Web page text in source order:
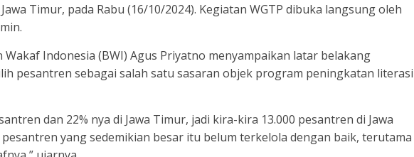
Timur, pada Rabu (16/10/2024). Kegiatan WGTP dibuka langsung oleh
Wakaf Indonesia (BWI) Agus Priyatno menyampaikan latar belakang
pesantren sebagai salah satu sasaran objek program peningkatan literasi
dan 22% nya di Jawa Timur, jadi kira-kira 13.000 pesantren di Jawa
yang sedemikian besar itu belum terkelola dengan baik, terutama